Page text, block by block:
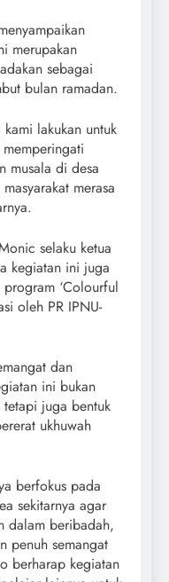
merupakan
sebagai
bulan ramadan.
lakukan untuk
musala di desa
merasa
selaku ketua
kegiatan ini juga
‘Colourful
oleh PR IPNU-
dan
ini bukan
tetapi juga bentuk
ukhuwah
berfokus pada
sekitarnya agar
dalam beribadah,
penuh semangat
berharap kegiatan